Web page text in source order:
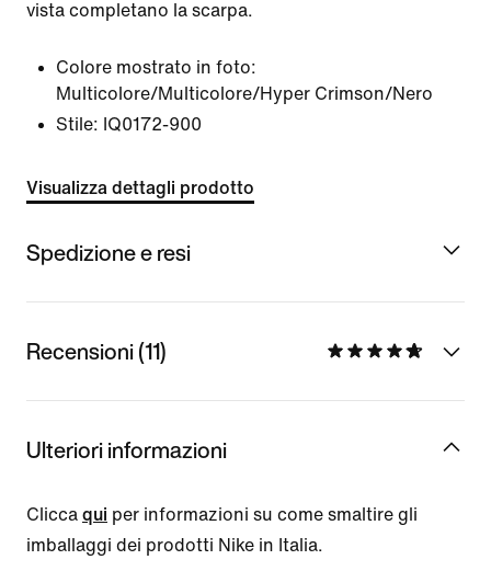
vista completano la scarpa.
Colore mostrato in foto:
Multicolore/Multicolore/Hyper Crimson/Nero
Stile: IQ0172-900
Visualizza dettagli prodotto
Spedizione e resi
Recensioni (11)
Ulteriori informazioni
Clicca qui per informazioni su come smaltire gli
imballaggi dei prodotti Nike in Italia.